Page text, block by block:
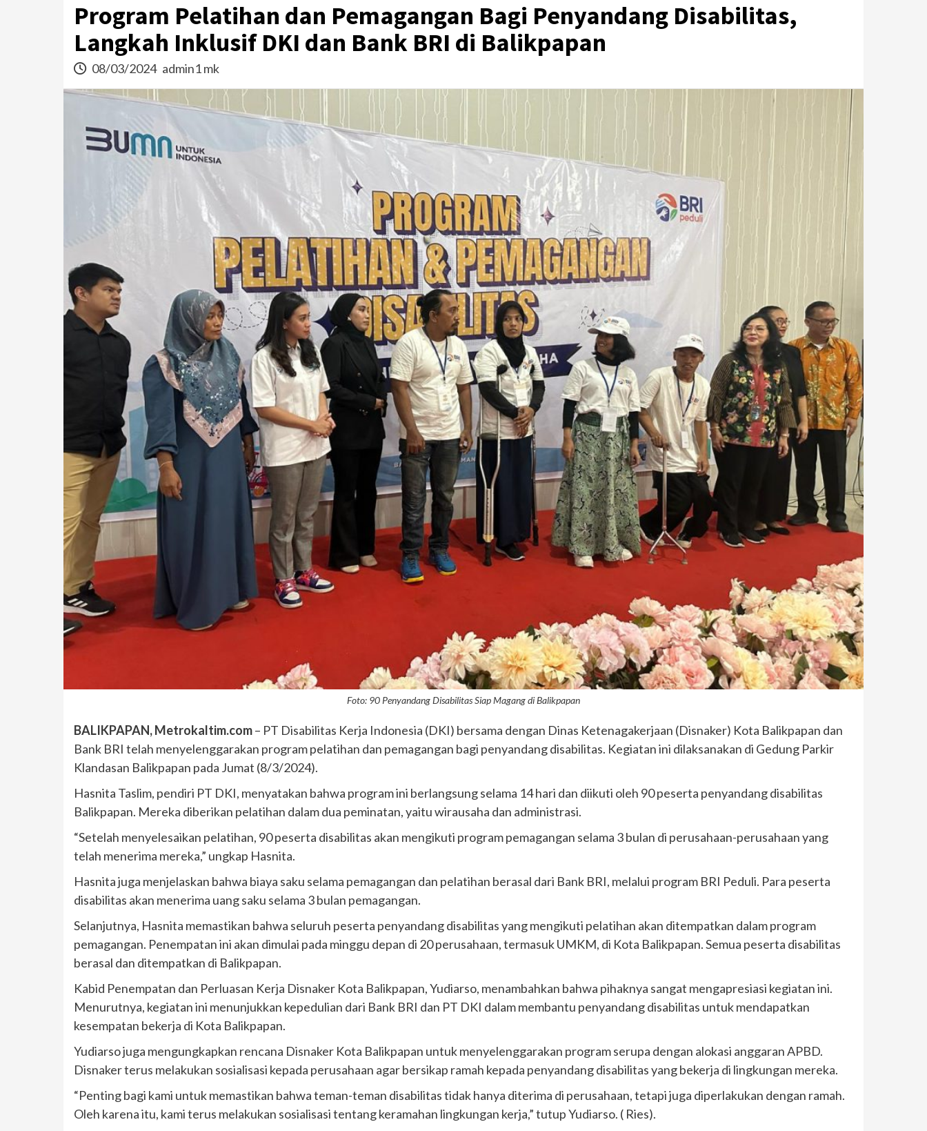
Program Pelatihan dan Pemagangan Bagi Penyandang Disabilitas,
Langkah Inklusif DKI dan Bank BRI di Balikpapan
08/03/2024 admin1 mk
Foto: 90 Penyandang Disabilitas Siap Magang di Balikpapan
BALIKPAPAN, Metrokaltim.com– PT Disabilitas Kerja Indonesia (DKI) bersama dengan Dinas Ketenagakerjaan (Disnaker) Kota Balikpapan dan
Bank BRI telah menyelenggarakan program pelatihan dan pemagangan bagi penyandang disabilitas. Kegiatan ini dilaksanakan di Gedung Parkir
Klandasan Balikpapan pada Jumat (8/3/2024).
Hasnita Taslim, pendiri PT DKI, menyatakan bahwa program ini berlangsung selama 14 hari dan diikuti oleh 90 peserta penyandang disabilitas
Balikpapan. Mereka diberikan pelatihan dalam dua peminatan, yaitu wirausaha dan administrasi.
“Setelah menyelesaikan pelatihan, 90 peserta disabilitas akan mengikuti program pemagangan selama 3 bulan di perusahaan-perusahaan yang
telah menerima mereka,” ungkap Hasnita.
Hasnita juga menjelaskan bahwa biaya saku selama pemagangan dan pelatihan berasal dari Bank BRI, melalui program BRI Peduli. Para peserta
disabilitas akan menerima uang saku selama 3 bulan pemagangan.
Selanjutnya, Hasnita memastikan bahwa seluruh peserta penyandang disabilitas yang mengikuti pelatihan akan ditempatkan dalam program
pemagangan. Penempatan ini akan dimulai pada minggu depan di 20 perusahaan, termasuk UMKM, di Kota Balikpapan. Semua peserta disabilitas
berasal dan ditempatkan di Balikpapan.
Kabid Penempatan dan Perluasan Kerja Disnaker Kota Balikpapan, Yudiarso, menambahkan bahwa pihaknya sangat mengapresiasi kegiatan ini.
Menurutnya, kegiatan ini menunjukkan kepedulian dari Bank BRI dan PT DKI dalam membantu penyandang disabilitas untuk mendapatkan
kesempatan bekerja di Kota Balikpapan.
Yudiarso juga mengungkapkan rencana Disnaker Kota Balikpapan untuk menyelenggarakan program serupa dengan alokasi anggaran APBD.
Disnaker terus melakukan sosialisasi kepada perusahaan agar bersikap ramah kepada penyandang disabilitas yang bekerja di lingkungan mereka.
“Penting bagi kami untuk memastikan bahwa teman-teman disabilitas tidak hanya diterima di perusahaan, tetapi juga diperlakukan dengan ramah.
Oleh karena itu, kami terus melakukan sosialisasi tentang keramahan lingkungan kerja,” tutup Yudiarso. ( Ries).